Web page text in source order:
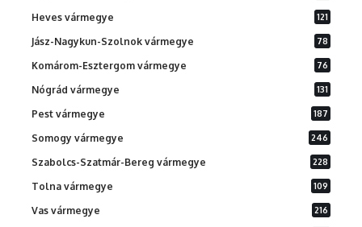
Heves vármegye 121
Jász-Nagykun-Szolnok vármegye 78
Komárom-Esztergom vármegye 76
Nógrád vármegye 131
Pest vármegye 187
Somogy vármegye 246
Szabolcs-Szatmár-Bereg vármegye 228
Tolna vármegye 109
Vas vármegye 216